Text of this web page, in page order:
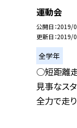
運動会
公開日 2019/
更新日 2019/
全学年
○短距離
見事なス
全力で走